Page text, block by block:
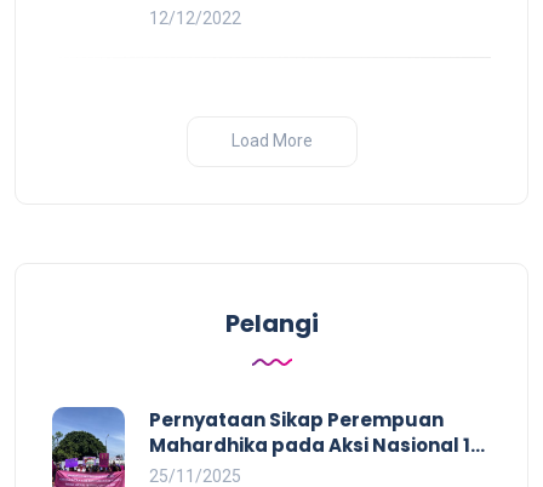
Pendidikan Tunduk pada Hilir
12/12/2022
Load More
Pelangi
Pernyataan Sikap Perempuan
Mahardhika pada Aksi Nasional 16
HAKTP 2025 Kerja Layak dan Bebas
25/11/2025